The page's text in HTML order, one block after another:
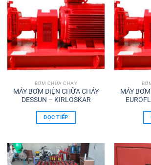
BƠM CHỮA CHÁY
MÁY BƠM ĐIỆN CHỮA CHÁY
DESSUN – KIRLOSKAR
ĐỌC TIẾP
MÁY